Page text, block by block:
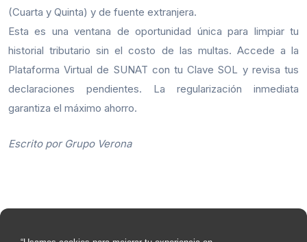
(Cuarta y Quinta) y de fuente extranjera.
Esta es una ventana de oportunidad única para limpiar tu
historial tributario sin el costo de las multas. Accede a la
Plataforma Virtual de SUNAT con tu Clave SOL y revisa tus
declaraciones pendientes. La regularización inmediata
garantiza el máximo ahorro.
Escrito por Grupo Verona